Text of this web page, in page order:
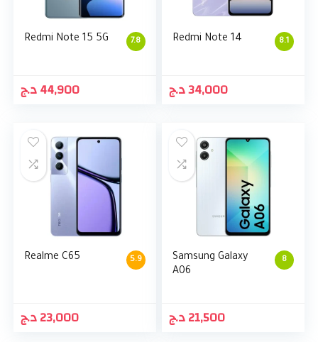
7.8
Redmi Note 15 5G
44,900د.ج
8.1
Redmi Note 14
34,000د.ج
5.9
Realme C65
23,000د.ج
8
Samsung Galaxy
A06
21,500د.ج